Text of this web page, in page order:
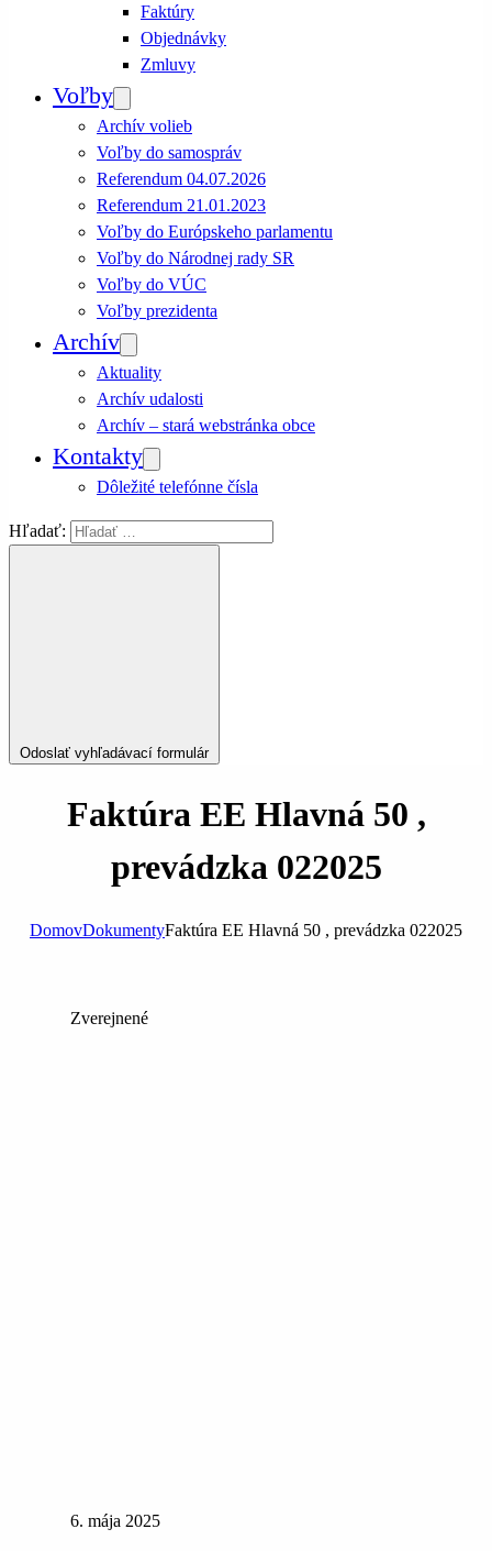
Faktúry
Objednávky
Zmluvy
Voľby
Archív volieb
Voľby do samospráv
Referendum 04.07.2026
Referendum 21.01.2023
Voľby do Európskeho parlamentu
Voľby do Národnej rady SR
Voľby do VÚC
Voľby prezidenta
Archív
Aktuality
Archív udalosti
Archív – stará webstránka obce
Kontakty
Dôležité telefónne čísla
Hľadať:
Odoslať vyhľadávací formulár
Faktúra EE Hlavná 50 ,
prevádzka 022025
DomovDokumentyFaktúra EE Hlavná 50 , prevádzka 022025
Zverejnené
6. mája 2025